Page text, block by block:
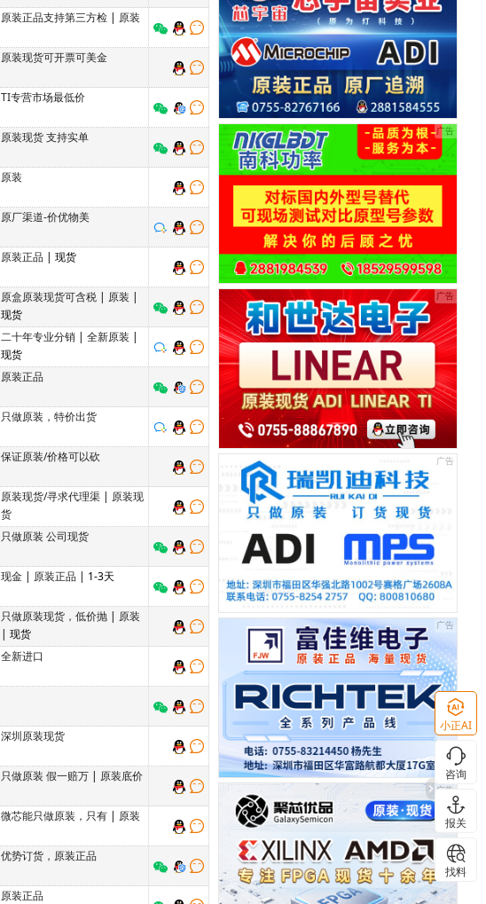
原装正品支持第三方检 | 原装
原装现货可开票可美金
TI专营市场最低价
原装现货 支持实单
原装
原厂渠道-价优物美
原装正品 | 现货
原盒原装现货可含税 | 原装 |
现货
二十年专业分销 | 全新原装 |
现货
原装正品
只做原装，特价出货
保证原装/价格可以砍
原装现货/寻求代理渠 | 原装现
货
只做原装 公司现货
现金 | 原装正品 | 1-3天
只做原装现货，低价抛 | 原装
| 现货
全新进口
深圳原装现货
只做原装 假一赔万 | 原装底价
微芯能只做原装，只有 | 原装
优势订货，原装正品
原装正品
小正AI
咨询
报关
找料